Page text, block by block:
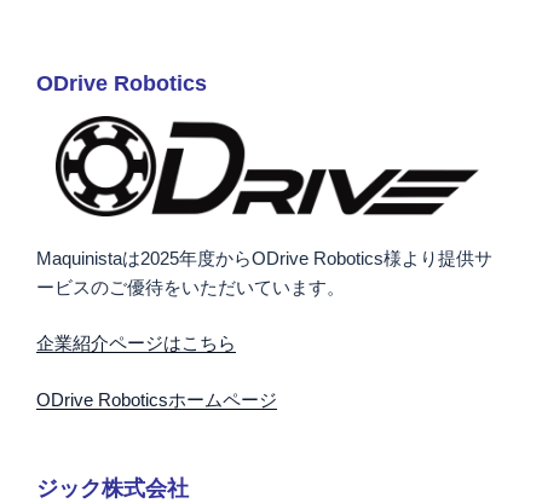
ODrive Robotics
Maquinistaは2025年度からODrive Robotics様より提供サ
ービスのご優待をいただいています。
企業紹介ページはこちら
ODrive Roboticsホームページ
ジック株式会社